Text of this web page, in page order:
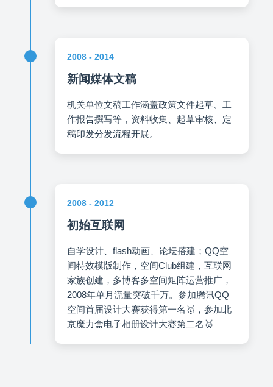
2008 - 2014
新闻媒体文稿
机关单位文稿工作涵盖政策文件起草、工
作报告撰写等，资料收集、起草审核、定
稿印发分发流程开展。
2008 - 2012
初始互联网
自学设计、flash动画、论坛搭建；QQ空
间特效模版制作，空间Club组建，互联网
家族创建，多博客多空间矩阵运营推广，
2008年单月流量突破千万。参加腾讯QQ
空间首届设计大赛获得第一名🥇，参加北
京魔力盒电子相册设计大赛第二名🥈